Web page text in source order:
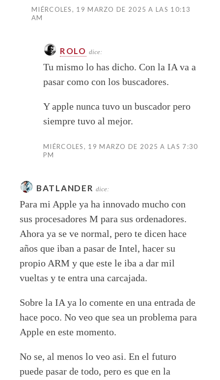
MIÉRCOLES, 19 MARZO DE 2025 A LAS 10:13
AM
ROLO dice:
Tu mismo lo has dicho. Con la IA va a
pasar como con los buscadores.
Y apple nunca tuvo un buscador pero
siempre tuvo al mejor.
MIÉRCOLES, 19 MARZO DE 2025 A LAS 7:30
PM
BATLANDER dice:
Para mi Apple ya ha innovado mucho con
sus procesadores M para sus ordenadores.
Ahora ya se ve normal, pero te dicen hace
años que iban a pasar de Intel, hacer su
propio ARM y que este le iba a dar mil
vueltas y te entra una carcajada.
Sobre la IA ya lo comente en una entrada de
hace poco. No veo que sea un problema para
Apple en este momento.
No se, al menos lo veo asi. En el futuro
puede pasar de todo, pero es que en la